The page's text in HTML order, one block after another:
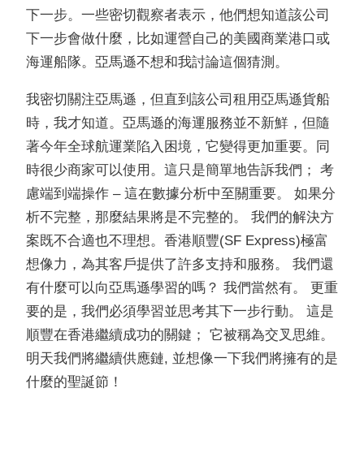
下一步。一些密切觀察者表示，他們想知道該公司
下一步會做什麼，比如運營自己的美國商業港口或
海運船隊。亞馬遜不想和我討論這個猜測。
我密切關注亞馬遜，但直到該公司租用亞馬遜貨船
時，我才知道。亞馬遜的海運服務並不新鮮，但隨
著今年全球航運業陷入困境，它變得更加重要。同
時很少商家可以使用。這只是簡單地告訴我們； 考
慮端到端操作 – 這在數據分析中至關重要。 如果分
析不完整，那麼結果將是不完整的。 我們的解決方
案既不合適也不理想。香港順豐(SF Express)極富
想像力，為其客戶提供了許多支持和服務。 我們還
有什麼可以向亞馬遜學習的嗎？ 我們當然有。 更重
要的是，我們必須學習並思考其下一步行動。 這是
順豐在香港繼續成功的關鍵； 它被稱為交叉思維。
明天我們將繼續供應鏈, 並想像一下我們將擁有的是
什麼的聖誕節！